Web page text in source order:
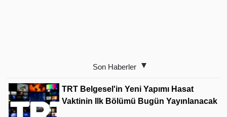
Son Haberler
TRT Belgesel'in Yeni Yapımı Hasat
Vaktinin Ilk Bölümü Bugün Yayınlanacak